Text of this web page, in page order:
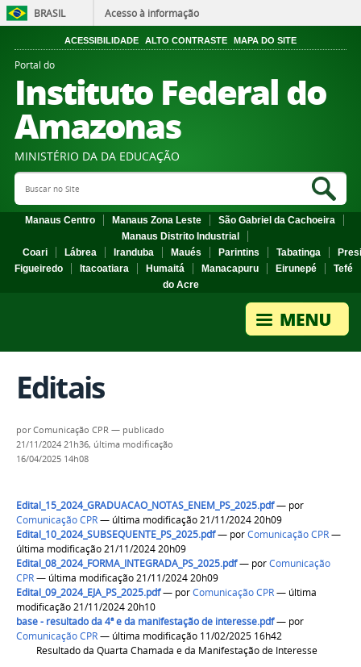
BRASIL Acesso à informação
ACESSIBILIDADE ALTO CONTRASTE MAPA DO SITE
Portal do
Instituto Federal do
Amazonas
MINISTÉRIO DA DA EDUCAÇÃO
Search Site
Manaus Centro Manaus Zona Leste
São Gabriel da Cachoeira
Manaus Distrito Industrial
Coari
Lábrea Iranduba Maués Parintins Tabatinga
Figueiredo
Itacoatiara Humaitá Manacapuru Eirunepé
Tefé
do Acre
Editais
porComunicação CPR — publicado
21/11/2024 21h36, última modificação
16/04/2025 14h08
Edital_15_2024_GRADUACAO_NOTAS_ENEM_PS_2025.pdf— por
Comunicação CPR— última modificação 21/11/2024 20h09
Edital_10_2024_SUBSEQUENTE_PS_2025.pdf— porComunicação CPR—
última modificação 21/11/2024 20h09
Edital_08_2024_FORMA_INTEGRADA_PS_2025.pdf— porComunicação
CPR— última modificação 21/11/2024 20h09
Edital_09_2024_EJA_PS_2025.pdf— porComunicação CPR— última
modificação 21/11/2024 20h10
base - resultado da 4ª e da manifestação de interesse.pdf— por
Comunicação CPR— última modificação 11/02/2025 16h42
Resultado da Quarta Chamada e da Manifestação de Interesse